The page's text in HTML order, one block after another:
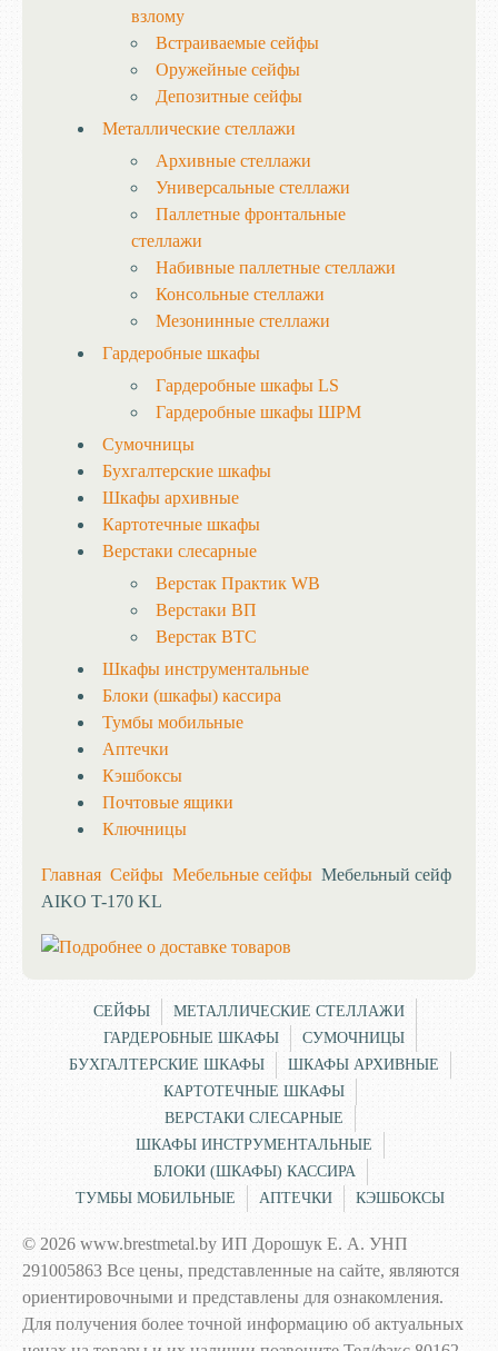
взлому
Встраиваемые сейфы
Оружейные сейфы
Депозитные сейфы
Металлические стеллажи
Архивные стеллажи
Универсальные стеллажи
Паллетные фронтальные
стеллажи
Набивные паллетные стеллажи
Консольные стеллажи
Мезонинные стеллажи
Гардеробные шкафы
Гардеробные шкафы LS
Гардеробные шкафы ШРМ
Сумочницы
Бухгалтерские шкафы
Шкафы архивные
Картотечные шкафы
Верстаки слесарные
Верстак Практик WB
Верстаки ВП
Верстак ВТС
Шкафы инструментальные
Блоки (шкафы) кассира
Тумбы мобильные
Аптечки
Кэшбоксы
Почтовые ящики
Ключницы
Главная Сейфы Мебельные сейфы Мебельный сейф
AIKO T-170 KL
СЕЙФЫ
МЕТАЛЛИЧЕСКИЕ СТЕЛЛАЖИ
ГАРДЕРОБНЫЕ ШКАФЫ
СУМОЧНИЦЫ
БУХГАЛТЕРСКИЕ ШКАФЫ
ШКАФЫ АРХИВНЫЕ
КАРТОТЕЧНЫЕ ШКАФЫ
ВЕРСТАКИ СЛЕСАРНЫЕ
ШКАФЫ ИНСТРУМЕНТАЛЬНЫЕ
БЛОКИ (ШКАФЫ) КАССИРА
ТУМБЫ МОБИЛЬНЫЕ
АПТЕЧКИ КЭШБОКСЫ
© 2026 www.brestmetal.by ИП Дорошук Е. А. УНП
291005863 Все цены, представленные на сайте, являются
ориентировочными и представлены для ознакомления.
Для получения более точной информацию об актуальных